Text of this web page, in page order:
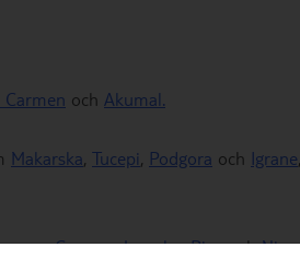
Carmen och Akumal.
Makarska, Tucepi, Podgora och Igrane,
somCannes,Juan-les-PinsochNice